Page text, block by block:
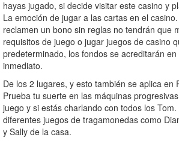
hayas jugado, si decide visitar este casino y
La emoción de jugar a las cartas en el
reclamen un bono sin reglas no tendrán que
requisitos de juego o jugar juegos de casino
predeterminado, los fondos se acreditarán
inmediato.
De los 2 lugares, y esto también se aplica en
Prueba tu suerte en las máquinas
juego y si estás charlando con todos los
diferentes juegos de tragamonedas como
y Sally de la casa.